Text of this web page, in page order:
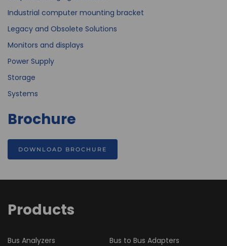
Industrial computer mounting bracket
Legacy and Obsolete Solutions
Monitors and displays
Power Supply
Storage
Systems
Brochure
DOWNLOAD BROCHURE
Products
Bus Analyzers
Bus to Bus Adapters